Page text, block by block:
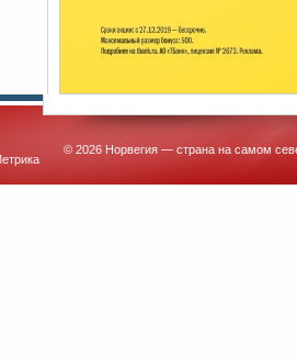
© 2026 Норвегия — страна на самом